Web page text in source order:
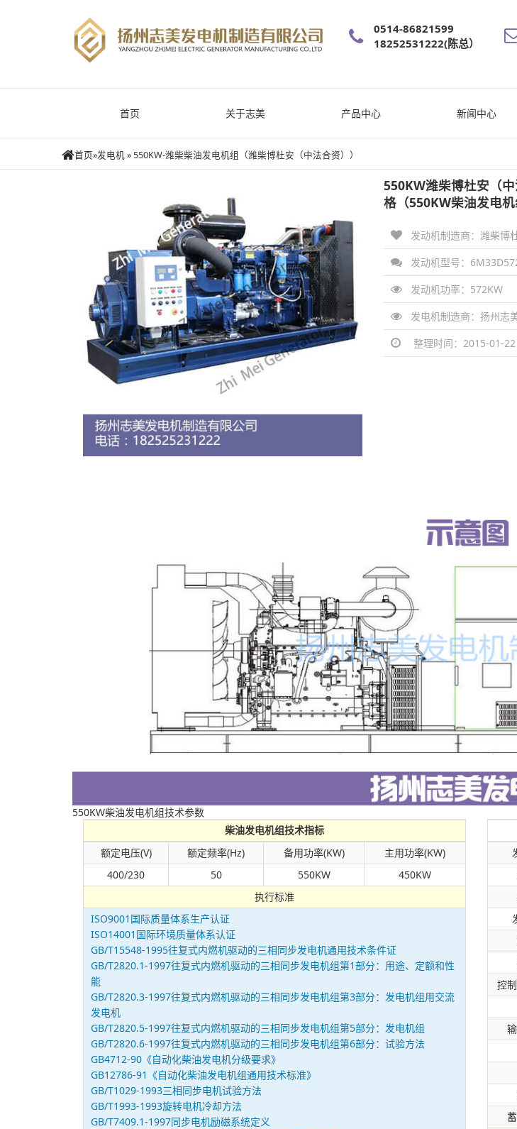
0514-86821599
18252531222(陈总）
首页 关于志美 产品中心 新闻中心
首页»发电机»550KW-潍柴柴油发电机组（潍柴博杜安（中法合资））
550KW潍柴博杜安（
格（550KW柴油发电机
发动机制造商：潍柴博
发动机型号：
发动机功率： 572KW
发电机制造商： 扬州志
整理时间：2015-01-
550KW柴油发电机组技术参数
柴油发电机组技术指标
额定电压(V)
额定频率(Hz) 备用功率(KW)
主用功率(KW)
400/230
50 550KW
450KW
执行标准
ISO9001国际质量体系生产认证
ISO14001国际环境质量体系认证
GB/T15548-1995往复式内燃机驱动的三相同步发电机通用技术条件证
GB/T2820.1-1997往复式内燃机驱动的三相同步发电机组第1部分：用途、定额和性
能
GB/T2820.3-1997往复式内燃机驱动的三相同步发电机组第3部分：发电机组用交流
发电机
GB/T2820.5-1997往复式内燃机驱动的三相同步发电机组第5部分：发电机组
GB/T2820.6-1997往复式内燃机驱动的三相同步发电机组第6部分：试验方法
GB4712-90《自动化柴油发电机分级要求》
GB12786-91《自动化柴油发电机组通用技术标准》
GB/T1029-1993三相同步电机试验方法
GB/T1993-1993旋转电机冷却方法
GB/T7409.1-1997同步电机励磁系统定义
控